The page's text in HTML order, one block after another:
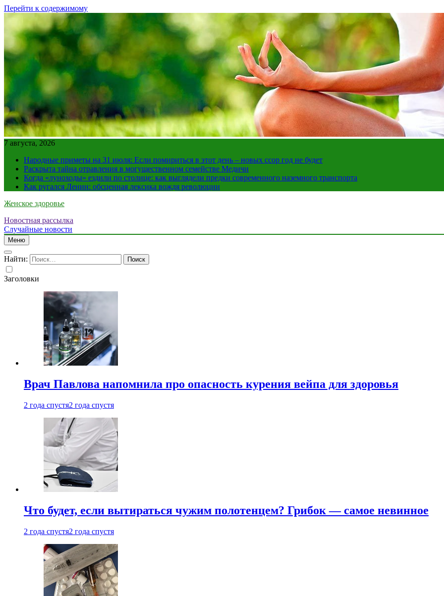
Перейти к содержимому
7 августа, 2026
Народные приметы на 31 июля: Если помириться в этот день – новых ссор год не будет
Раскрыта тайна отравления в могущественном семействе Медичи
Когда «луноходы» ездили по столице: как выглядели предки современного наземного транспорта
Как ругался Ленин: обсценная лексика вождя революции
Женское здоровье
Новостная рассылка
Случайные новости
Меню
Найти:
Заголовки
Врач Павлова напомнила про опасность курения вейпа для здоровья
2 года спустя2 года спустя
Что будет, если вытираться чужим полотенцем? Грибок — самое невинное
2 года спустя2 года спустя